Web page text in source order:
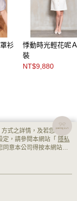
衫
悸動時光輕花呢
裝
NT$9,880
式之詳情，及若您不希
，請參閱本網站「 隱私
同意本公司得按本網站使